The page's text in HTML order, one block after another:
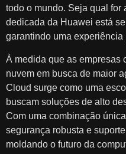
todo o mundo. Seja qual for
dedicada da Huawei está
garantindo uma
À medida que as empresas
nuvem em busca de maior
Cloud surge como uma
buscam soluções de alto
Com uma combinação
segurança robusta e
moldando o futuro da